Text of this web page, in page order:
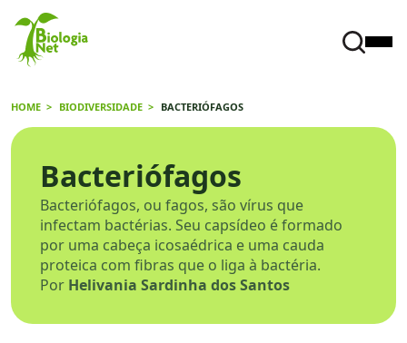
HOME BIODIVERSIDADE BACTERIÓFAGOS
Bacteriófagos
Bacteriófagos, ou fagos, são vírus que
infectam bactérias. Seu capsídeo é formado
por uma cabeça icosaédrica e uma cauda
proteica com fibras que o liga à bactéria.
Por Helivania Sardinha dos Santos